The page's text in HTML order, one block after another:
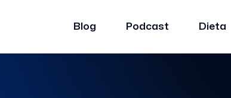
Blog Podcast Dieta